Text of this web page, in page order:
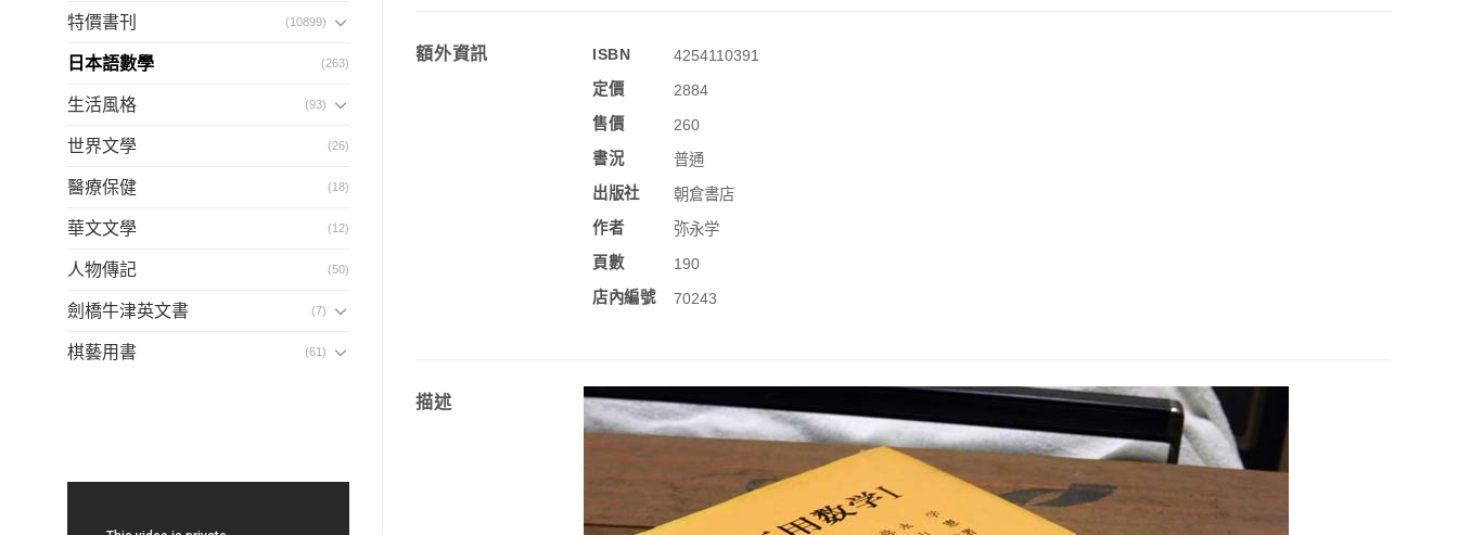
特價書刊 (10899)
日本語數學 (263)
生活風格 (93)
世界文學 (26)
醫療保健 (18)
華文文學 (12)
人物傳記 (50)
劍橋牛津英文書 (7)
棋藝用書 (61)
額外資訊 ISBN
4254110391
定價
2884
售價
260
書況
普通
出版社
朝倉書店
作者
弥永学
頁數
190
店內編號
70243
描述